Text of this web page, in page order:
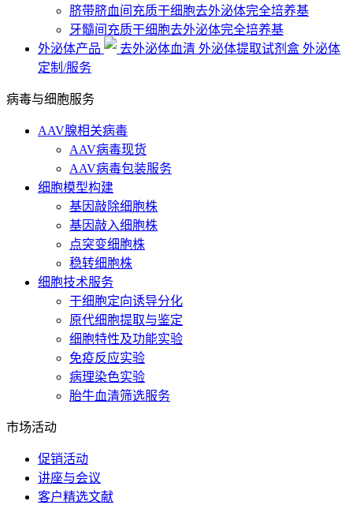
脐带脐血间充质干细胞去外泌体完全培养基
牙髓间充质干细胞去外泌体完全培养基
外泌体产品
去外泌体血清 外泌体提取试剂盒 外泌体
定制/服务
病毒与细胞服务
AAV腺相关病毒
AAV病毒现货
AAV病毒包装服务
细胞模型构建
基因敲除细胞株
基因敲入细胞株
点突变细胞株
稳转细胞株
细胞技术服务
干细胞定向诱导分化
原代细胞提取与鉴定
细胞特性及功能实验
免疫反应实验
病理染色实验
胎牛血清筛选服务
市场活动
促销活动
讲座与会议
客户精选文献